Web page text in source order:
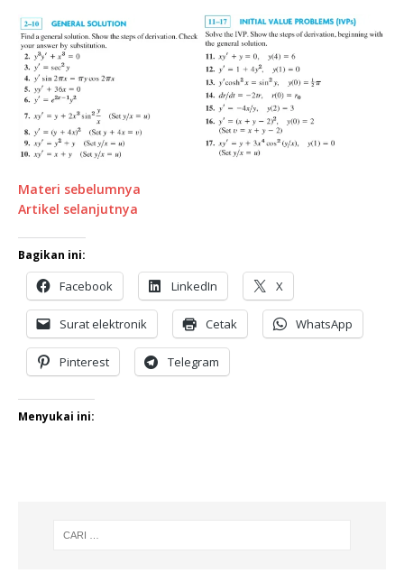
Materi sebelumnya
Artikel selanjutnya
Bagikan ini:
Facebook LinkedIn X
Surat elektronik Cetak WhatsApp
Pinterest Telegram
Menyukai ini: